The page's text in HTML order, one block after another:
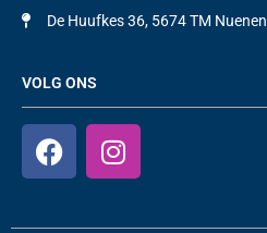
De Huufkes 36, 5674 TM Nuenen
VOLG ONS
F
a
I
n